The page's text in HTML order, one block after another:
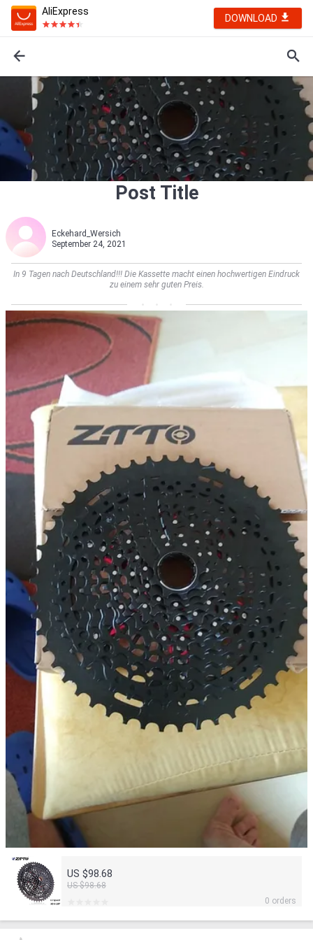
AliExpress
DOWNLOAD
Post Title
Eckehard_Wersich
September 24, 2021
In 9 Tagen nach Deutschland!!! Die Kassette macht einen hochwertigen Eindruck
zu einem sehr guten Preis.
US $98.68
US $98.68
0 orders